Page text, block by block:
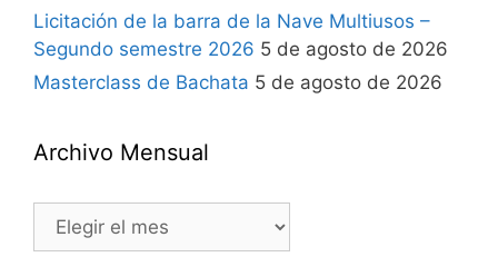
Licitación de la barra de la Nave Multiusos –
Segundo semestre 2026 5 de agosto de 2026
Masterclass de Bachata 5 de agosto de 2026
Archivo Mensual